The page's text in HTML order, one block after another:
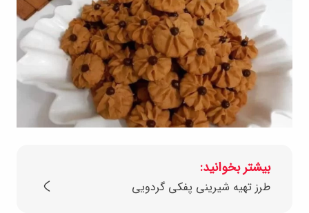
بیشتر بخوانید:
طرز تهیه شیرینی پفکی گردویی